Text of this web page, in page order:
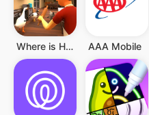
Where is He: Hide and Seek AAA Mobile